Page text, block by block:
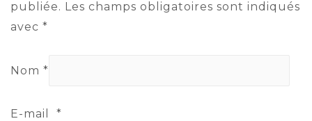
publiée. Les champs obligatoires sont indiqués
avec *
Nom *
E-mail *